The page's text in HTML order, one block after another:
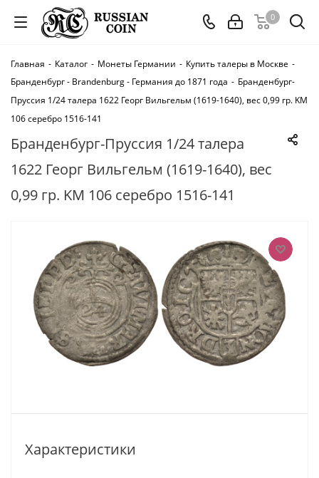
0
Главная - Каталог - Монеты Германии - Купить талеры в Москве -
Бранденбург - Brandenburg - Германия до 1871 года - Бранденбург-
Пруссия 1/24 талера 1622 Георг Вильгельм (1619-1640), вес 0,99 гр. KM
106 серебро 1516-141
Бранденбург-Пруссия 1/24 талера
1622 Георг Вильгельм (1619-1640), вес
0,99 гр. KM 106 серебро 1516-141
Характеристики